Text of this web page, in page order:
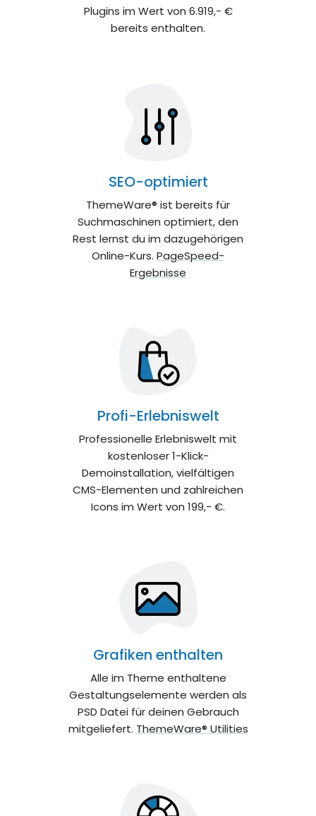
Plugins im Wert von 6.919,- €
bereits enthalten.
SEO-optimiert
ThemeWare® ist bereits für
Suchmaschinen optimiert, den
Rest lernst du im dazugehörigen
Online-Kurs. PageSpeed-
Ergebnisse
Profi-Erlebniswelt
Professionelle Erlebniswelt mit
kostenloser 1-Klick-
Demoinstallation, vielfältigen
CMS-Elementen und zahlreichen
Icons im Wert von 199,- €.
Grafiken enthalten
Alle im Theme enthaltene
Gestaltungselemente werden als
PSD Datei für deinen Gebrauch
mitgeliefert. ThemeWare® Utilities